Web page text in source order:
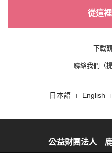
從這
下載
聯絡我們（
日本語 English
公益財團法人